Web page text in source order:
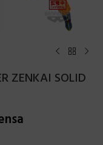
ZENKAI SOLID